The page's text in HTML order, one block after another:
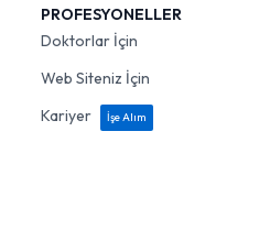
PROFESYONELLER
Doktorlar İçin
Web Siteniz İçin
Kariyer
İşe Alım